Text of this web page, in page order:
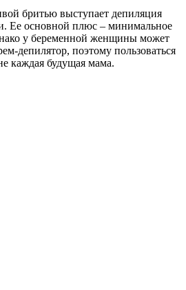
бритью выступает депиляция
Ее основной плюс – минимальное
у беременной женщины может
депилятор, поэтому пользоваться
каждая будущая мама.